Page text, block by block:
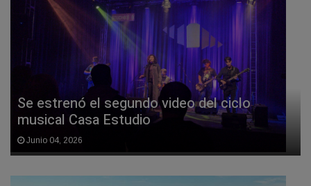
Se estrenó el segundo video del ciclo
musical Casa Estudio
Junio 04, 2026